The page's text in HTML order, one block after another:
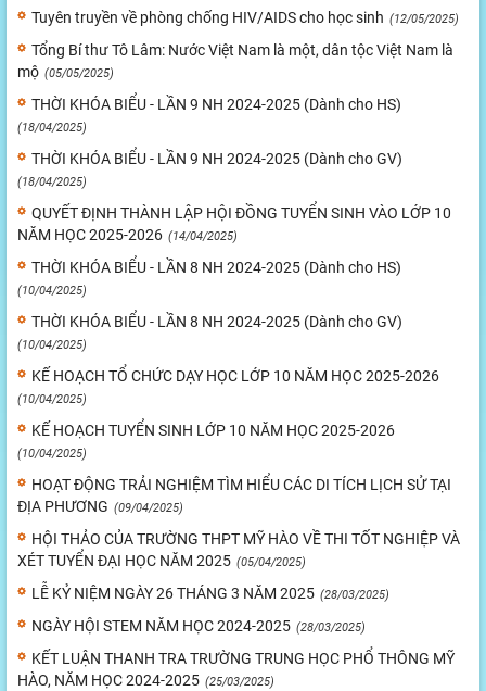
Tuyên truyền về phòng chống HIV/AIDS cho học sinh (12/05/2025)
Tổng Bí thư Tô Lâm: Nước Việt Nam là một, dân tộc Việt Nam là
mộ (05/05/2025)
THỜI KHÓA BIỂU - LẦN 9 NH 2024-2025 (Dành cho HS)
(18/04/2025)
THỜI KHÓA BIỂU - LẦN 9 NH 2024-2025 (Dành cho GV)
(18/04/2025)
QUYẾT ĐỊNH THÀNH LẬP HỘI ĐỒNG TUYỂN SINH VÀO LỚP 10
NĂM HỌC 2025-2026 (14/04/2025)
THỜI KHÓA BIỂU - LẦN 8 NH 2024-2025 (Dành cho HS)
(10/04/2025)
THỜI KHÓA BIỂU - LẦN 8 NH 2024-2025 (Dành cho GV)
(10/04/2025)
KẾ HOẠCH TỔ CHỨC DẠY HỌC LỚP 10 NĂM HỌC 2025-2026
(10/04/2025)
KẾ HOẠCH TUYỂN SINH LỚP 10 NĂM HỌC 2025-2026
(10/04/2025)
HOẠT ĐỘNG TRẢI NGHIỆM TÌM HIỂU CÁC DI TÍCH LỊCH SỬ TẠI
ĐỊA PHƯƠNG (09/04/2025)
HỘI THẢO CỦA TRƯỜNG THPT MỸ HÀO VỀ THI TỐT NGHIỆP VÀ
XÉT TUYỂN ĐẠI HỌC NĂM 2025 (05/04/2025)
LỄ KỶ NIỆM NGÀY 26 THÁNG 3 NĂM 2025 (28/03/2025)
NGÀY HỘI STEM NĂM HỌC 2024-2025 (28/03/2025)
KẾT LUẬN THANH TRA TRƯỜNG TRUNG HỌC PHỔ THÔNG MỸ
HÀO, NĂM HỌC 2024-2025 (25/03/2025)